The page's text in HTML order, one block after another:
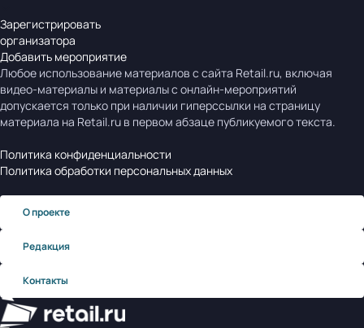
Зарегистрировать
организатора
Добавить мероприятие
Любое использование материалов с сайта Retail.ru, включая
видео-материалы и материалы с онлайн-мероприятий
допускается только при наличии гиперссылки на страницу
материала на Retail.ru в первом абзаце публикуемого текста.
Политика конфиденциальности
Политика обработки персональных данных
О проекте
Редакция
Контакты